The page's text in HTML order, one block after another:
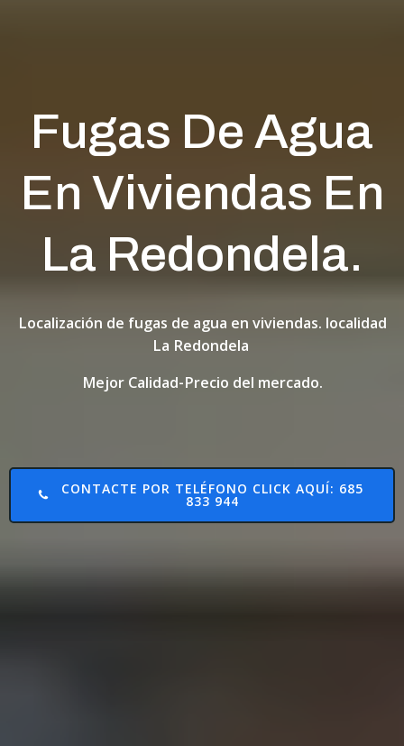
Fugas De Agua
En Viviendas En
La Redondela.
Localización de fugas de agua en viviendas. localidad
La Redondela
Mejor Calidad-Precio del mercado.
CONTACTE POR TELÉFONO CLICK AQUÍ: 685
833 944